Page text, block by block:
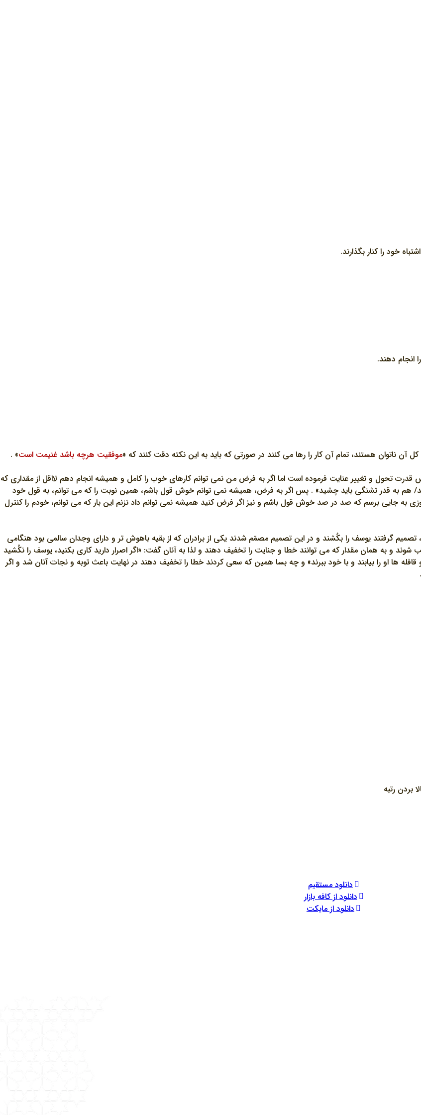
خود را کنار بگذارند.
انجام دهند.
آن ناتوان هستند، تمام آن کار را رها مي کنند در صورتي که بايد به اين نکته دقت کنند که «موفقيت هرچه باشد غنيمت است» .
تحول و تغيير عنايت فرموده است اما اگر به فرض من نمي توانم کارهاي خوب را کامل و هميشه انجام دهم لااقل از مقداري که
هم به قدر تشنگي بايد چشيد» . پس اگر به فرض، هميشه نمي توانم خوش قول باشم، همين نوبت را که مي توانم، به قول خود
به جايي برسم که صد در صد خوش قول باشم و نيز اگر فرض کنيد هميشه نمي توانم داد نزنم اين بار که مي توانم، خودم را کنترل
گرفتند يوسف را بکُشند و در اين تصميم مصمّم شدند يکي از برادران که از بقيه باهوش تر و داراي وجدان سالمي بود هنگامي
و به همان مقدار که مي توانند خطا و جنايت را تخفيف دهند و لذا به آنان گفت: «اگر اصرار داريد کاري بکنيد، يوسف را نکُشيد
ها او را بيابند و با خود ببرند» و چه بسا همين که سعي کردند خطا را تخفيف دهند در نهايت باعث توبه و نجات آنان شد و اگر
بردن رتبه
دانلود مستقیم
دانلود از کافه بازار
دانلود از مایکت